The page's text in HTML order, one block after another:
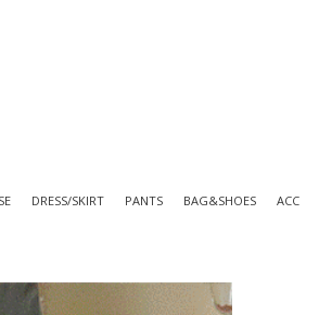
DRESS/SKIRT PANTS BAG&SHOES ACC